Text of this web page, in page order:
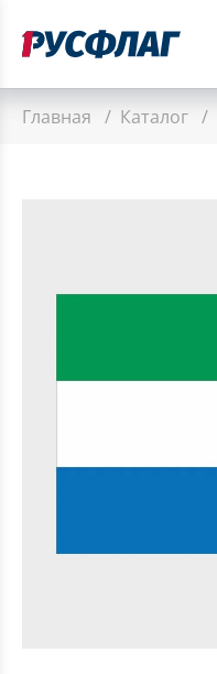
Главная / Каталог /